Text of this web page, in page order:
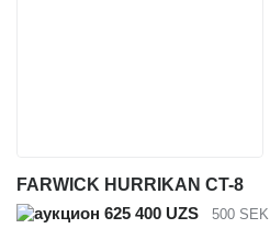
FARWICK HURRIKAN CT-8
625 400 UZS
500 SEK